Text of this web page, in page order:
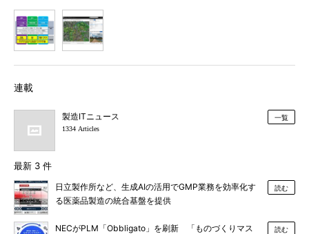
連載
製造ITニュース
1334 Articles
一覧
最新 3 件
日立製作所など、生成AIの活用でGMP業務を効率化す
る医薬品製造の統合基盤を提供
読む
NECがPLM「Obbligato」を刷新 「ものづくりマス
読む